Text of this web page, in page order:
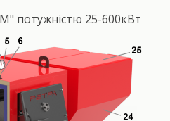
потужністю 25-600кВт